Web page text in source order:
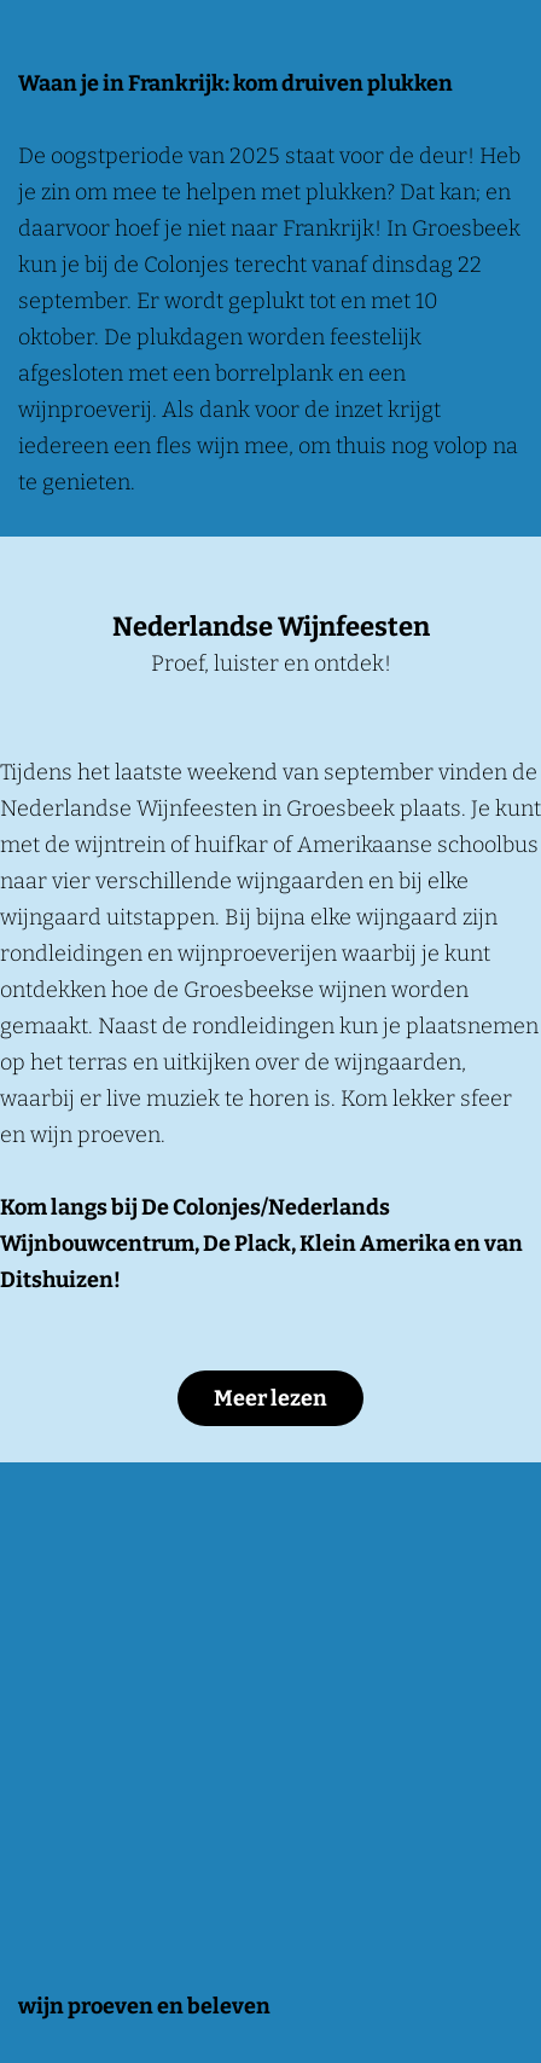
Waan je in Frankrijk: kom druiven plukken
De oogstperiode van 2025 staat voor de deur! Heb
je zin om mee te helpen met plukken? Dat kan; en
daarvoor hoef je niet naar Frankrijk! In Groesbeek
kun je bij de Colonjes terecht vanaf dinsdag 22
september. Er wordt geplukt tot en met 10
oktober. De plukdagen worden feestelijk
afgesloten met een borrelplank en een
wijnproeverij. Als dank voor de inzet krijgt
iedereen een fles wijn mee, om thuis nog volop na
te genieten.
Nederlandse Wijnfeesten
Proef, luister en ontdek!
Tijdens het laatste weekend van september vinden de
Nederlandse Wijnfeesten in Groesbeek plaats. Je kunt
met de wijntrein of huifkar of Amerikaanse schoolbus
naar vier verschillende wijngaarden en bij elke
wijngaard uitstappen. Bij bijna elke wijngaard zijn
rondleidingen en wijnproeverijen waarbij je kunt
ontdekken hoe de Groesbeekse wijnen worden
gemaakt. Naast de rondleidingen kun je plaatsnemen
op het terras en uitkijken over de wijngaarden,
waarbij er live muziek te horen is. Kom lekker sfeer
en wijn proeven.
Kom langs bij De Colonjes/Nederlands
Wijnbouwcentrum, De Plack, Klein Amerika en van
Ditshuizen!
Meer lezen
wijn proeven en beleven